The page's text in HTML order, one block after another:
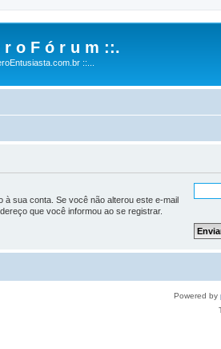
r o F ó r u m ::.
::...
sua conta. Se você não alterou este e-mail
que você informou ao se registrar.
Powered by